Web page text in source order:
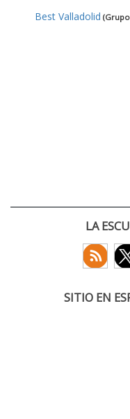
Best Valladolid
LA
SITIO EN